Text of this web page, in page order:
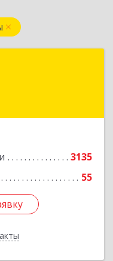
3135
55
Екатеринбург г,